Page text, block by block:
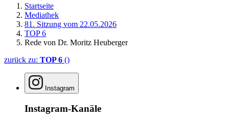
Startseite
Mediathek
81. Sitzung vom 22.05.2026
TOP 6
Rede von Dr. Moritz Heuberger
zurück zu: TOP 6 ()
Instagram
Instagram-Kanäle